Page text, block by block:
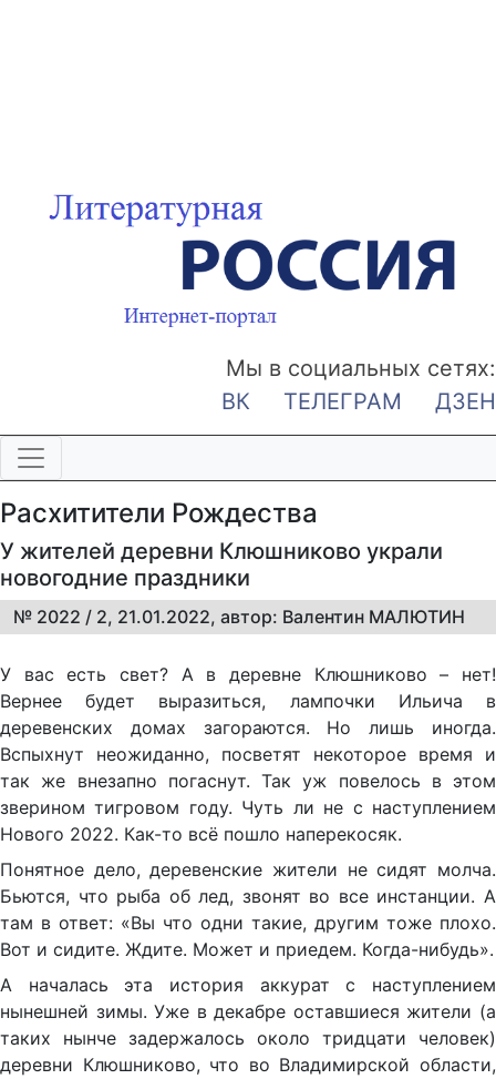
Мы в социальных сетях:
ВК
ТЕЛЕГРАМ ДЗЕН
Расхитители Рождества
У жителей деревни Клюшниково украли
новогодние праздники
№ 2022 / 2, 21.01.2022, автор: Валентин МАЛЮТИН
У вас есть свет? А в деревне Клюшниково – нет!
Вернее будет выразиться, лампочки Ильича в
деревенских домах загораются. Но лишь иногда.
Вспыхнут неожиданно, посветят некоторое время и
так же внезапно погаснут. Так уж повелось в этом
зверином тигровом году. Чуть ли не с наступлением
Нового 2022. Как-то всё пошло наперекосяк.
Понятное дело, деревенские жители не сидят молча.
Бьются, что рыба об лед, звонят во все инстанции. А
там в ответ: «Вы что одни такие, другим тоже плохо.
Вот и сидите. Ждите. Может и приедем. Когда-нибудь».
А началась эта история аккурат с наступлением
нынешней зимы. Уже в декабре оставшиеся жители (а
таких нынче задержалось около тридцати человек)
деревни Клюшниково, что во Владимирской области,